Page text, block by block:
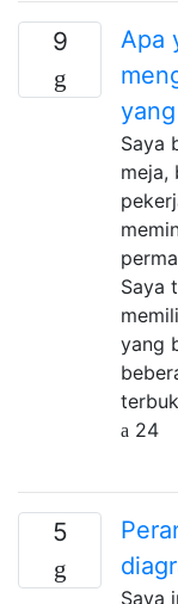
9
Apa
Saya
meja,
Saya
yang
24
5
Saya